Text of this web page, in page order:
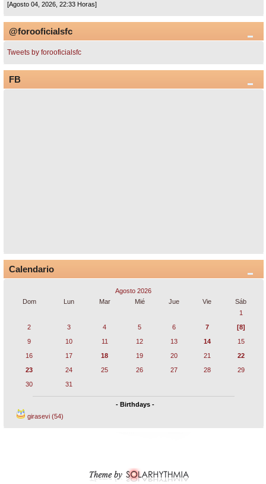
[Agosto 04, 2026, 22:33 Horas]
@forooficialsfc
Tweets by forooficialsfc
FB
Calendario
Agosto 2026
Dom
Lun Mar Mié Jue Vie
Sáb
1
2
3 4 5 6 7
[8]
9
10 11 12 13 14
15
16
17 18 19 20 21
22
23
24 25 26 27 28
29
30
31
- Birthdays -
girasevi (54)